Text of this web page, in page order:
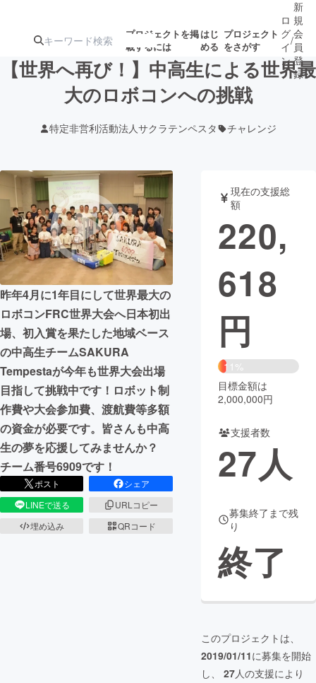
プロジェクトを掲
載するには
はじ
める
プロジェクト
をさがす
注目のリ
ターン
注目の新着プロ
ジェクト
ロジェクト
されます
アート・写真 音楽
テクノロジー・ガジェット ゲーム・サ
映像・映画
ビジネス・起業
まちづくり・地域活性化
CAMPFIRE for Social Good
CAMPFIRE Creation
CAMPFIREふるさと納税machi-ya コミュニティ
ロ
グ
イ
ン
/
新
規
会
員
登
録
【世界へ再び！】中高生による世界最
大のロボコンへの挑戦
特定非営利活動法人サクラテンペスタ チャレンジ
昨年4月に1年目にして世界最大の
ロボコンFRC世界大会へ日本初出
場、初入賞を果たした地域ベース
の中高生チームSAKURA
Tempestaが今年も世界大会出場
目指して挑戦中です！ロボット制
作費や大会参加費、渡航費等多額
の資金が必要です。皆さんも中高
生の夢を応援してみませんか？
チーム番号6909です！
ポスト
シェア
LINEで送る
URLコピー
埋め込み
QRコード
現在の支援総
額
220,
618
円
11%
目標金額は
2,000,000円
支援者数
27人
募集終了まで残
り
終了
このプロジェクトは、
2019/01/11に募集を開始
し、 27人の支援により